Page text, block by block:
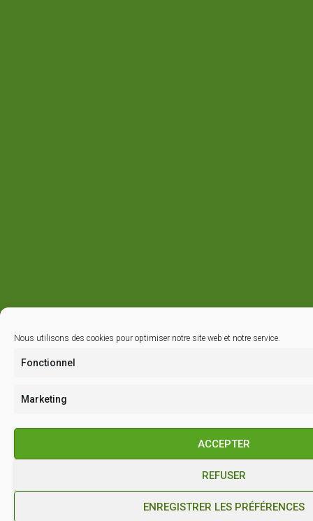
Nous utilisons des cookies pour optimiser notre site web et notre service.
Fonctionnel
Marketing
ACCEPTER
REFUSER
ENREGISTRER LES PRÉFÉRENCES